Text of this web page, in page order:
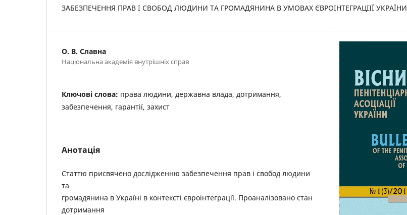
ЗАБЕЗПЕЧЕННЯ ПРАВ І СВОБОД ЛЮДИНИ ТА ГРОМАДЯНИНА В УМОВАХ ЄВРОІНТЕГРАЦІІЇ УКРАЇНИ
О. В. Славна
Національна академія внутрішніх справ
Ключові слова: права людини, державна влада, дотримання,
забезпечення, гарантії, захист
Анотація
Статтю присвячено дослідженню забезпечення прав і свобод людини
та
громадянина в Україні в контексті євроінтеграції. Проаналізовано стан
дотримання